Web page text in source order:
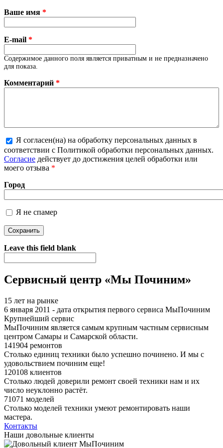
Ваше имя *
E-mail *
Содержимое данного поля является приватным и не предназначено
для показа.
Комментарий *
Более подробная информация о текстовых форматах
Я согласен(на) на обработку персональных данных в
соответствии с Политикой обработки персональных данных.
Согласие действует до достижения целей обработки или
моего отзыва *
Город
Я не спамер
Я спамер
Leave this field blank
Сервисный центр «Мы Починим»
15 лет на рынке
6 января 2011 - дата открытия первого сервиса МыПочиним
Крупнейший сервис
МыПочиним является самым крупным частным сервисным
центром Самары и Самарской области.
141904 ремонтов
Столько единиц техники было успешно починено. И мы с
удовольствием починим еще!
120108 клиентов
Столько людей доверили ремонт своей техники нам и их
число неуклонно растёт.
71071 моделей
Столько моделей техники умеют ремонтировать наши
мастера.
Контакты
Наши довольные клиенты